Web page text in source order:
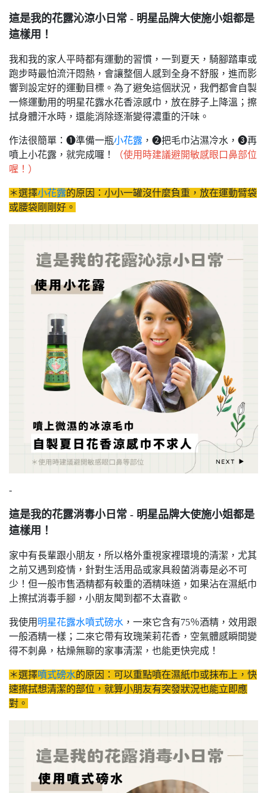
這是我的花露沁涼小日常 - 明星品牌大使施小姐都是
這樣用！
我和我的家人平時都有運動的習慣，一到夏天，騎腳踏車或
跑步時最怕流汗悶熱，會讓整個人感到全身不舒服，進而影
響到設定好的運動目標。為了避免這個狀況，我們都會自製
一條運動用的明星花露水花香涼感巾，放在脖子上降溫；擦
拭身體汗水時，還能消除逐漸變得濃重的汗味。
作法很簡單：❶準備一瓶小花露 ，❷把毛巾沾濕冷水，❸再
噴上小花露，就完成囉！
（使用時建議避開敏感眼口鼻部位
喔！）
＊選擇小花露的原因：小小一罐沒什麼負重，放在運動臂袋
或腰袋剛剛好。
-
這是我的花露消毒小日常 - 明星品牌大使施小姐都是
這樣用！
家中有長輩跟小朋友，所以格外重視家裡環境的清潔，尤其
之前又遇到疫情，針對生活用品或家具殺菌消毒是必不可
少！但一般市售酒精都有較重的酒精味道，如果沾在濕紙巾
上擦拭消毒手腳，小朋友聞到都不太喜歡。
我使用 明星花露水噴式磅水 ，一來它含有75％酒精，效用跟
一般酒精一樣；二來它帶有玫瑰茉莉花香，空氣體感瞬間變
得不刺鼻，枯燥無聊的家事清潔，也能更快完成！
＊選擇噴式磅水的原因：可以重點噴在濕紙巾或抹布上，快
速擦拭想清潔的部位，就算小朋友有突發狀況也能立即應
對。